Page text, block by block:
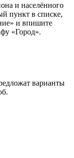
и населённого
пункт в списке,
и впишите
«Город».
варианты